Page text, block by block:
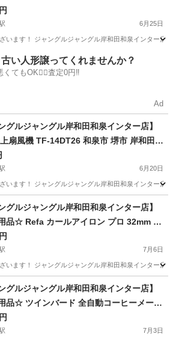
石市 泉北郡熊取町
6月25日
います！ ジャングルジャングル岸和田和泉インター
駅 収納家具 ジャングル
古い人形譲ってくれませんか？
くてもOK🙆‍♀️査定0円‼️
Ad
グルジャングル岸和田和泉インター店】
扇風機 TF-14DT26 和泉市 堺市 岸和田市
高石市 泉北郡熊取町
6月20日
います！ ジャングルジャングル岸和田和泉インター
央駅 季節、空調家電 ジャングル
グルジャングル岸和田和泉インター店】
品☆ Refa カールアイロン プロ 32mm M
03A ブラック ヘアアイロン 家電 和泉
岸和田市 泉大津市 高石市 泉北郡熊取町7月6日
います！ ジャングルジャングル岸和田和泉インター
央駅 生活家電 ジャングル
グルジャングル岸和田和泉インター店】
品☆ ツインバード 全自動コーヒーメーカ
調理家電 家電 和泉市 堺市 岸和田
市 高石市 泉北郡忠岡町
7月3日